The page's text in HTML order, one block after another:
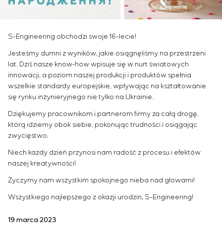
Outsourcing
Indywidualne opracowanie i testowanie wraz z
szczególnych wymaganiach dotyczących
niezawodności, jakości i warunków eksploatacji
Opracowanie modeli matematycznych obiektów
sterowania
optymalnego i gwarantowanego sterowania z
późniejszym uruchomieniem na obiekcie
Opracowanie systemów sterowania o
niestandardowej strukturze kaskadowej i
wielopoziomowej z parametrami konfiguracyjnymi
statycznymi i adaptacyjnymi
Przemysł chemiczny
Weterani
S-Engineering obchodzi swoje 16-lecie!
Jesteśmy dumni z wyników, jakie osiągnęliśmy na przestrzeni
lat. Dziś nasze know-how wpisuje się w nurt światowych
innowacji, a poziom naszej produkcji i produktów spełnia
wszelkie standardy europejskie, wpływając na kształtowanie
się rynku inżynieryjnego nie tylko na Ukrainie.
Dziękujemy pracownikom i partnerom firmy za całą drogę,
którą idziemy obok siebie, pokonując trudności i osiągając
zwycięstwo.
Niech każdy dzień przynosi nam radość z procesu i efektów
naszej kreatywności!
Życzymy nam wszystkim spokojnego nieba nad głowami!
Wszystkiego najlepszego z okazji urodzin, S-Engineering!
19 marca 2023